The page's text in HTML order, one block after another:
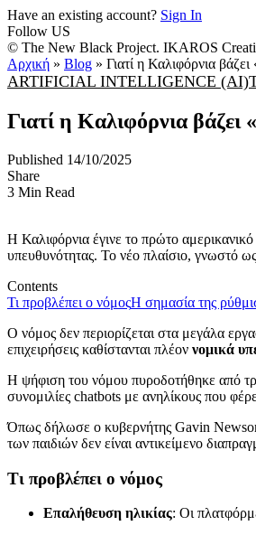
Have an existing account? Sign In
Follow US
© The New Black Project. IKAROS
Αρχική » Blog » Γιατί η Καλιφόρνια
ARTIFICIAL INTELLIGENCE (AI)
Γιατί η Καλιφόρνια
Published 14/10/2025
Share
3 Min Read
Η Καλιφόρνια έγινε το πρώτο
υπευθυνότητας. Το νέο πλαίσιο, γνωστό ως
Contents
Τι προβλέπει ο νόμοςΗ σημασία της
Ο νόμος δεν περιορίζεται στα μεγάλα
επιχειρήσεις καθίστανται πλέον νομικά
Η ψήφιση του νόμου πυροδοτήθηκε από
συνομιλίες chatbots με ανηλίκους που
Όπως δήλωσε ο κυβερνήτης Gavin
των παιδιών δεν είναι αντικείμενο
Τι προβλέπει ο νόμος
Επαλήθευση ηλικίας: Οι